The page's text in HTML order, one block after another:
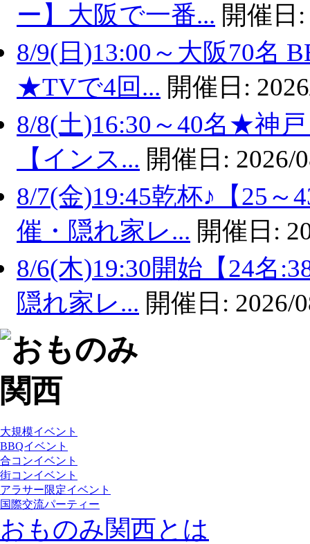
ー】大阪で一番... 開催日
8/9(日)13:00～大阪70名
★TVで4回... 開催日:
8/8(土)16:30～40名★神
【インス... 開催日: 2026/
8/7(金)19:45乾杯♪【25
催・隠れ家レ... 開催日:
8/6(木)19:30開始【24名
隠れ家レ... 開催日: 2026/
大規模イベント
BBQイベント
合コンイベント
街コンイベント
アラサー限定イベント
国際交流パーティー
おものみ関西とは